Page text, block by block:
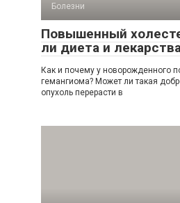
Болезни
Повышенный
ли диета и
Как и почему у новорожденного
гемангиома? Может ли такая
опухоль перерасти в